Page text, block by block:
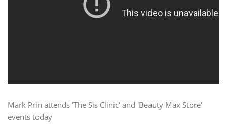
Mark Prin attends 'The Sis Clinic' and 'Beauty Max Store'
events today